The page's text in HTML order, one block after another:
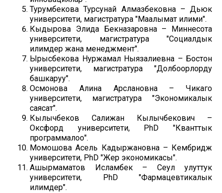
Турумбекова Турсунай Алмазбековна – Дьюк
университети, магистратура "Маалымат илими".
Кыдырова Элида Бекназаровна – Миннесота
университети, магистратура "Социалдык
илимдер жана менеджмент".
Ырысбекова Нуржамал Ныязалиевна – Бостон
университети, магистратура "Долбоорлорду
башкаруу".
Осмонова Алина Арслановна – Чикаго
университети, магистратура "Экономикалык
саясат".
Кылычбеков Салижан Кылычбекович –
Оксфорд университети, PhD "Кванттык
программалоо".
Момошова Асель Кадыржановна – Кембридж
университети, PhD "Жер экономикасы".
Ашырмаматов Исламбек – Сеул улуттук
университети, PhD "Фармацевтикалык
илимдер".